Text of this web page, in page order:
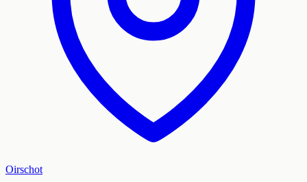
Oirschot